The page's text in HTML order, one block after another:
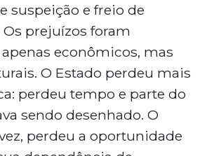
suspeição e freio de
prejuízos foram
econômicos, mas
O Estado perdeu mais
perdeu tempo e parte do
sendo desenhado. O
perdeu a oportunidade